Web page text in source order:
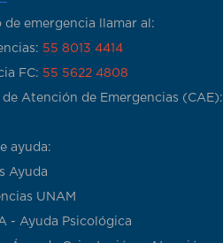
de emergencia llamar al:
55 8013 4414
FC: 55 5622 4808
Atención de Emergencias (CAE):
ayuda:
Ayuda
UNAM
- Ayuda Psicológica